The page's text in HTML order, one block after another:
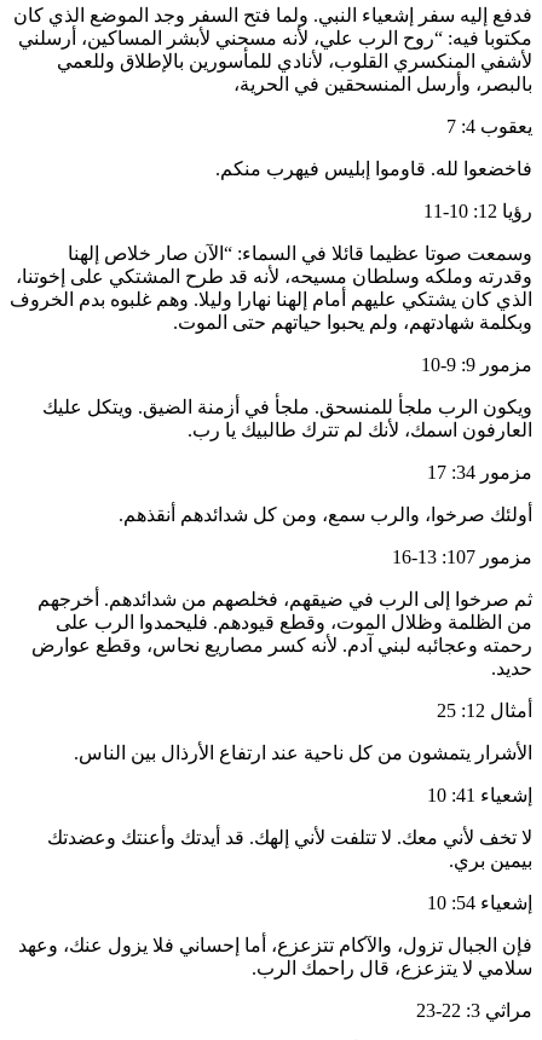
فدفع إليه سفر إشعياء النبي. ولما فتح السفر وجد الموضع الذي كان
مكتوبا فيه: “روح الرب علي، لأنه مسحني لأبشر المساكين، أرسلني
لأشفي المنكسري القلوب، لأنادي للمأسورين بالإطلاق وللعمي
بالبصر، وأرسل المنسحقين في الحرية،
يعقوب 4: 7
فاخضعوا لله. قاوموا إبليس فيهرب منكم.
رؤيا 12: 10-11
وسمعت صوتا عظيما قائلا في السماء: “الآن صار خلاص إلهنا
وقدرته وملكه وسلطان مسيحه، لأنه قد طرح المشتكي على إخوتنا،
الذي كان يشتكي عليهم أمام إلهنا نهارا وليلا. وهم غلبوه بدم الخروف
وبكلمة شهادتهم، ولم يحبوا حياتهم حتى الموت.
مزمور 9: 9-10
ويكون الرب ملجأ للمنسحق. ملجأ في أزمنة الضيق. ويتكل عليك
العارفون اسمك، لأنك لم تترك طالبيك يا رب.
مزمور 34: 17
أولئك صرخوا، والرب سمع، ومن كل شدائدهم أنقذهم.
مزمور 107: 13-16
ثم صرخوا إلى الرب في ضيقهم، فخلصهم من شدائدهم. أخرجهم
من الظلمة وظلال الموت، وقطع قيودهم. فليحمدوا الرب على
رحمته وعجائبه لبني آدم. لأنه كسر مصاريع نحاس، وقطع عوارض
حديد.
أمثال 12: 25
الأشرار يتمشون من كل ناحية عند ارتفاع الأرذال بين الناس.
إشعياء 41: 10
لا تخف لأني معك. لا تتلفت لأني إلهك. قد أيدتك وأعنتك وعضدتك
بيمين بري.
إشعياء 54: 10
فإن الجبال تزول، والآكام تتزعزع، أما إحساني فلا يزول عنك، وعهد
سلامي لا يتزعزع، قال راحمك الرب.
مراثي 3: 22-23